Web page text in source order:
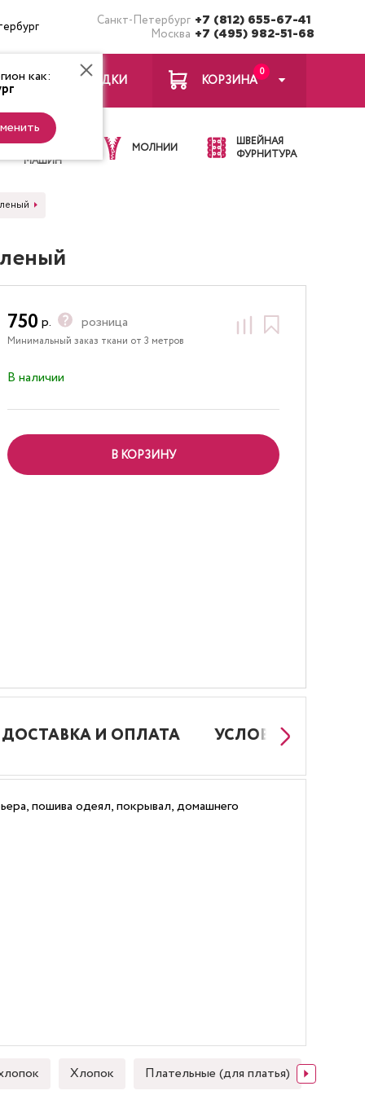
Санкт-Петербург +7 (812) 655-67-41
Москва +7 (495) 982-51-68
как: ЗАКЛАДКИ
0
КОРЗИНА
ИГЛЫ ДЛЯ
ШВЕЙНЫХ
МАШИН
МОЛНИИ
ШВЕЙНАЯ
ФУРНИТУРА
750 р. розница
Минимальный заказ ткани от 3 метров
В наличии
В КОРЗИНУ
ДОСТАВКА И ОПЛАТА УСЛОВИЯ РАБОТЫ
пошива одеял, покрывал, домашнего
Хлопок Плательные (для платья)